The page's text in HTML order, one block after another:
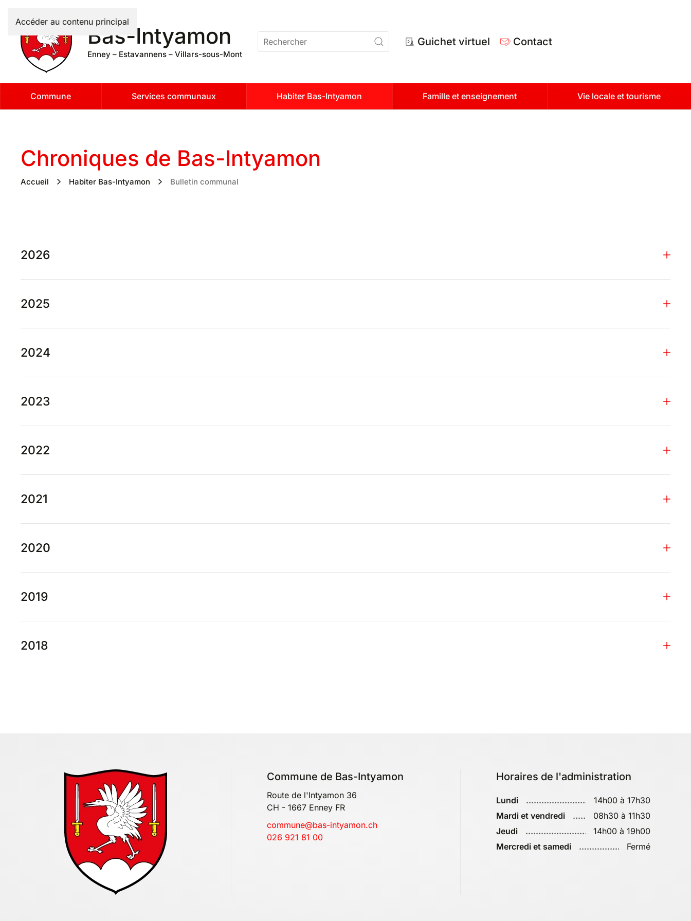
Accéder au contenu principal
Bas-Intyamon
Enney – Estavannens – Villars-sous-Mont
Guichet virtuel Contact
Commune Services communaux Habiter Bas-Intyamon Famille et enseignement Vie locale et tourisme
Chroniques de Bas-Intyamon
Accueil Habiter Bas-Intyamon Bulletin communal
2026
2025
2024
2023
2022
2021
2020
2019
2018
Commune de Bas-Intyamon
Route de l'Intyamon 36
CH - 1667 Enney FR
commune@bas-intyamon.ch
026 921 81 00
Horaires de l'administration
Lundi
14h00 à 17h30
Mardi et vendredi
08h30 à 11h30
Jeudi
14h00 à 19h00
Mercredi et samedi
Fermé